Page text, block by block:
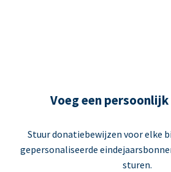
Voeg een
Stuur donatiebewijzen voor elke
gepersonaliseerde
sturen.